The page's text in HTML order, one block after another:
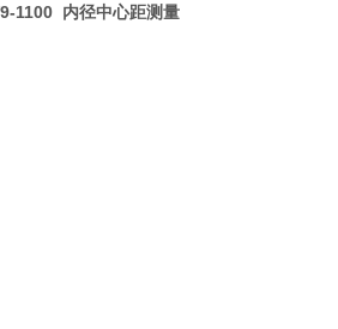
1100 内径中心距测量